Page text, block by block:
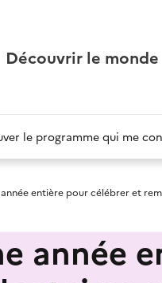
Découvrir le monde
le programme qui me
année entière pour célébrer et
année